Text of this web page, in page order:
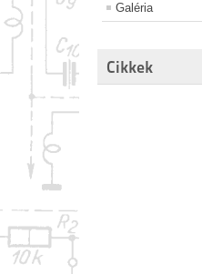
Galéria
Cikkek